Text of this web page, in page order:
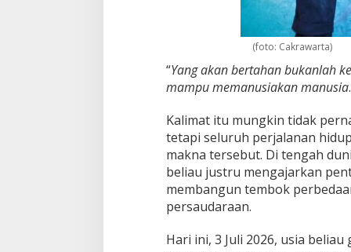
a
k
a
n
P
e
a
d
a
b
a
n
n
M
(foto: Cakrawarta)
“Yang akan bertahan bukanlah
mampu memanusiakan manusia
Kalimat itu mungkin tidak
tetapi seluruh perjalanan
makna tersebut. Di tengah
beliau justru mengajarkan
membangun tembok
persaudaraan.
Hari ini, 3 Juli 2026, usia